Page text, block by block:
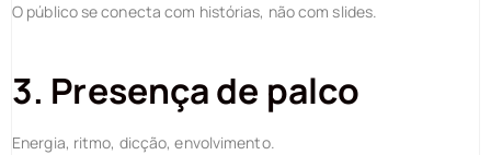
O público se conecta com histórias, não com slides.
3. Presença de palco
Energia, ritmo, dicção, envolvimento.